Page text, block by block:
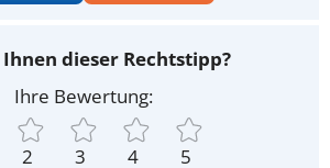
dieser Rechtstipp?
Ihre Bewertung:
2 3 4 5